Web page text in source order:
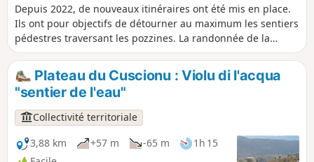
Depuis 2022, de nouveaux itinéraires ont été mis en place.
Ils ont pour objectifs de détourner au maximum les sentiers
pédestres traversant les pozzines. La randonnée de la
Punta di Rinucciu offre un très beau panorama sur le
plateau du Cuscionu ainsi que sur les pozzines (notamment
en contrebas le pian d'Ornucciu). Suivant la saison, vous
pouvez observez des chevaux, des vaches, des cochons, des
troupeaux de brebis... voire voler le milan royal, l'aigle royal
et plus rarement le gypaète barbu.
Plateau du Cuscionu : Violu di l'acqua
"sentier de l'eau"
Collectivité territoriale
3,88 km
+57 m -65 m
1h 15